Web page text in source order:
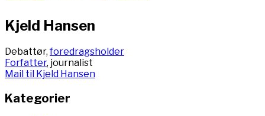
Kjeld Hansen
Debattør,foredragsholder
Forfatter, journalist
Mail til Kjeld Hansen
Kategorier